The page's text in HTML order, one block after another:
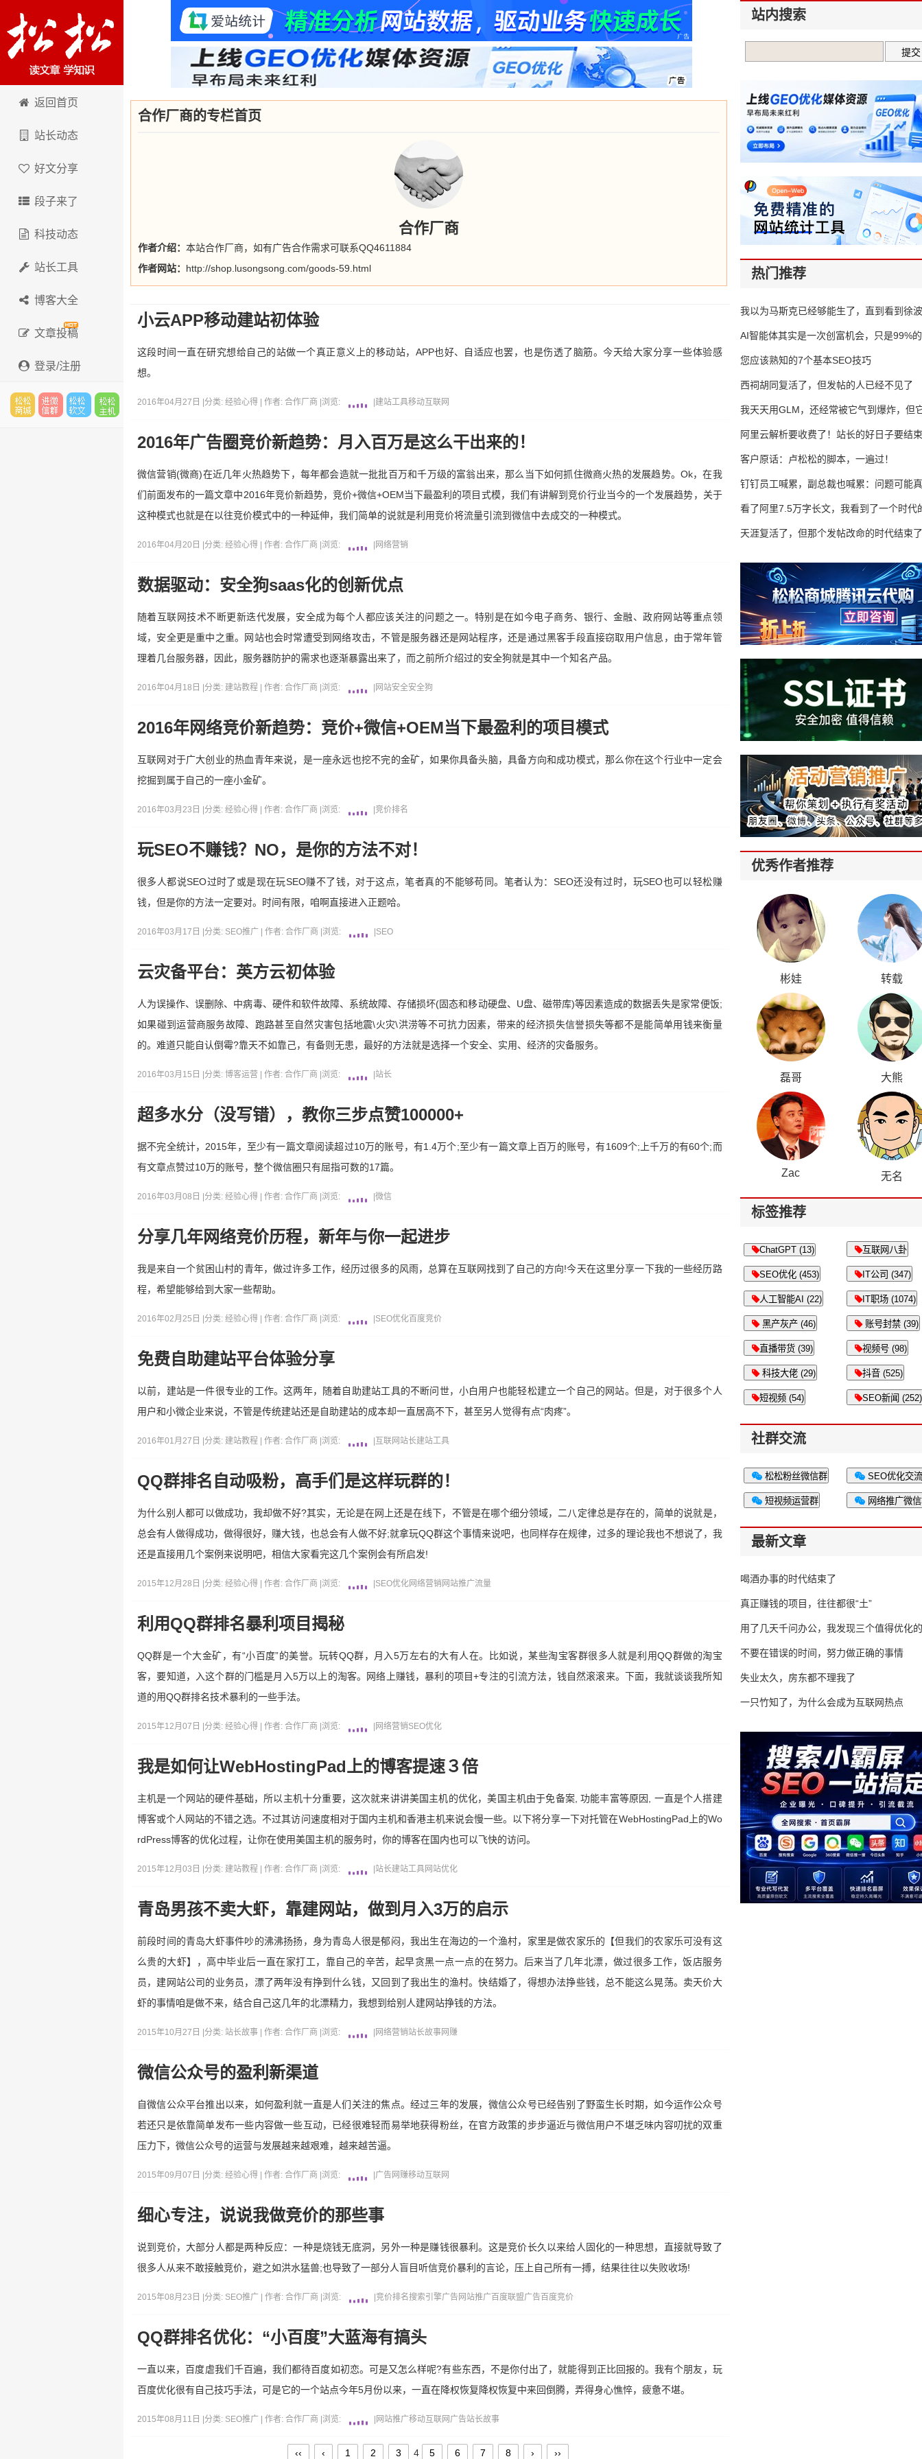
卢松松博客
返回首页
站长动态
好文分享
段子来了
科技动态
站长工具
博客大全
文章投稿
登录/注册
合作厂商的专栏首页
合作厂商
作者介绍： 本站合作厂商，如有广告合作需求可联系QQ4611884
作者网站： http://shop.lusongsong.com/goods-59.html
小云APP移动建站初体验
这段时间一直在研究想给自己的站做一个真正意义上的移动站，APP也好、自适应也罢，也是伤透了脑筋。今天给大家分享一些体验感
想。
2016年04月27日 | 分类: 经验心得 | 作者: 合作厂商 浏览: 建站工具移动互联网
2016年广告圈竞价新趋势：月入百万是这么干出来的！
微信营销(微商)在近几年火热趋势下，每年都会造就一批批百万和千万级的富翁出来，那么当下如何抓住微商火热的发展趋势。Ok，在我
们前面发布的一篇文章中2016年竞价新趋势，竞价+微信+OEM当下最盈利的项目式模，我们有讲解到竞价行业当今的一个发展趋势，关于
这种模式也就是在以往竞价模式中的一种延伸，我们简单的说就是利用竞价将流量引流到微信中去成交的一种模式。
2016年04月20日 | 分类: 经验心得 | 作者: 合作厂商 浏览: 网络营销
数据驱动：安全狗saas化的创新优点
随着互联网技术不断更新迭代发展，安全成为每个人都应该关注的问题之一。特别是在如今电子商务、银行、金融、政府网站等重点领
域，安全更是重中之重。网站也会时常遭受到网络攻击，不管是服务器还是网站程序，还是通过黑客手段直接窃取用户信息，由于常年管
理着几台服务器，因此，服务器防护的需求也逐渐暴露出来了，而之前所介绍过的安全狗就是其中一个知名产品。
2016年04月18日 | 分类: 建站教程 | 作者: 合作厂商 浏览: 网站安全安全狗
2016年网络竞价新趋势：竞价+微信+OEM当下最盈利的项目模式
互联网对于广大创业的热血青年来说，是一座永远也挖不完的金矿，如果你具备头脑，具备方向和成功模式，那么你在这个行业中一定会
挖掘到属于自己的一座小金矿。
2016年03月23日 | 分类: 经验心得 | 作者: 合作厂商 浏览: 竞价排名
玩SEO不赚钱？NO，是你的方法不对！
很多人都说SEO过时了或是现在玩SEO赚不了钱，对于这点，笔者真的不能够苟同。笔者认为：SEO还没有过时，玩SEO也可以轻松赚
钱，但是你的方法一定要对。时间有限，咱啊直接进入正题哈。
2016年03月17日 | 分类: SEO推广 | 作者: 合作厂商 浏览: SEO
云灾备平台：英方云初体验
人为误操作、误删除、中病毒、硬件和软件故障、系统故障、存储损坏(固态和移动硬盘、U盘、磁带库)等因素造成的数据丢失是家常便饭;
如果碰到运营商服务故障、跑路甚至自然灾害包括地震\火灾\洪涝等不可抗力因素，带来的经济损失信誉损失等都不是能简单用钱来衡量
的。难道只能自认倒霉?靠天不如靠己，有备则无患，最好的方法就是选择一个安全、实用、经济的灾备服务。
2016年03月15日 | 分类: 博客运营 | 作者: 合作厂商 浏览: 站长
超多水分（没写错），教你三步点赞100000+
据不完全统计，2015年，至少有一篇文章阅读超过10万的账号，有1.4万个;至少有一篇文章上百万的账号，有1609个;上千万的有60个;而
有文章点赞过10万的账号，整个微信圈只有屈指可数的17篇。
2016年03月08日 | 分类: 经验心得 | 作者: 合作厂商 浏览: 微信
分享几年网络竞价历程，新年与你一起进步
我是来自一个贫困山村的青年，做过许多工作，经历过很多的风雨，总算在互联网找到了自己的方向!今天在这里分享一下我的一些经历路
程，希望能够给到大家一些帮助。
2016年02月25日 | 分类: 经验心得 | 作者: 合作厂商 浏览: SEO优化百度竞价
免费自助建站平台体验分享
以前，建站是一件很专业的工作。这两年，随着自助建站工具的不断问世，小白用户也能轻松建立一个自己的网站。但是，对于很多个人
用户和小微企业来说，不管是传统建站还是自助建站的成本却一直居高不下，甚至另人觉得有点“肉疼”。
2016年01月27日 | 分类: 建站教程 | 作者: 合作厂商 浏览: 互联网站长建站工具
QQ群排名自动吸粉，高手们是这样玩群的！
为什么别人都可以做成功，我却做不好?其实，无论是在网上还是在线下，不管是在哪个细分领域，二八定律总是存在的，简单的说就是，
总会有人做得成功，做得很好，赚大钱，也总会有人做不好;就拿玩QQ群这个事情来说吧，也同样存在规律，过多的理论我也不想说了，我
还是直接用几个案例来说明吧，相信大家看完这几个案例会有所启发!
2015年12月28日 | 分类: 经验心得 | 作者: 合作厂商 浏览: SEO优化网络营销 网站推广流量
利用QQ群排名暴利项目揭秘
QQ群是一个大金矿，有“小百度”的美誉。玩转QQ群，月入5万左右的大有人在。比如说，某些淘宝客群很多人就是利用QQ群做的淘宝
客，要知道，入这个群的门槛是月入5万以上的淘客。网络上赚钱，暴利的项目+专注的引流方法，钱自然滚滚来。下面，我就谈谈我所知
道的用QQ群排名技术暴利的一些手法。
2015年12月07日 | 分类: 经验心得 | 作者: 合作厂商 浏览: 网络营销SEO优化
我是如何让WebHostingPad上的博客提速３倍
主机是一个网站的硬件基础，所以主机十分重要，这次就来讲讲美国主机的优化，美国主机由于免备案, 功能丰富等原因, 一直是个人搭建
博客或个人网站的不错之选。不过其访问速度相对于国内主机和香港主机来说会慢一些。以下将分享一下对托管在WebHostingPad上的Wo
rdPress博客的优化过程，让你在使用美国主机的服务时，你的博客在国内也可以飞快的访问。
2015年12月03日 | 分类: 建站教程 | 作者: 合作厂商 浏览: 站长建站工具网站优化
青岛男孩不卖大虾，靠建网站，做到月入3万的启示
前段时间的青岛大虾事件吵的沸沸扬扬，身为青岛人很是郁闷，我出生在海边的一个渔村，家里是做农家乐的【但我们的农家乐可没有这
么贵的大虾】，高中毕业后一直在家打工，靠自己的辛苦，起早贪黑一点一点的在努力。后来当了几年北漂，做过很多工作，饭店服务
员，建网站公司的业务员，漂了两年没有挣到什么钱，又回到了我出生的渔村。快结婚了，得想办法挣些钱，总不能这么晃荡。卖天价大
虾的事情咱是做不来，结合自己这几年的北漂精力，我想到给别人建网站挣钱的方法。
2015年10月27日 | 分类: 站长故事 | 作者: 合作厂商 浏览: 网络营销站长故事网赚
微信公众号的盈利新渠道
自微信公众平台推出以来，如何盈利就一直是人们关注的焦点。经过三年的发展，微信公众号已经告别了野蛮生长时期，如今运作公众号
若还只是依靠简单发布一些内容做一些互动，已经很难轻而易举地获得粉丝，在官方政策的步步逼近与微信用户不堪乏味内容叨扰的双重
压力下，微信公众号的运营与发展越来越艰难，越来越苦逼。
2015年09月07日 | 分类: 经验心得 | 作者: 合作厂商 浏览: 广告网赚移动互联网
细心专注，说说我做竞价的那些事
说到竞价，大部分人都是两种反应：一种是烧钱无底洞，另外一种是赚钱很暴利。这是竞价长久以来给人固化的一种思想，直接就导致了
很多人从来不敢接触竞价，避之如洪水猛兽;也导致了一部分人盲目听信竞价暴利的言论，压上自己所有一搏，结果往往以失败收场!
2015年08月23日 | 分类: SEO推广 | 作者: 合作厂商 浏览: 竞价排名搜索引擎广告网站推广百度联盟广告百度竞价
QQ群排名优化：“小百度”大蓝海有搞头
一直以来，百度虐我们千百遍，我们都待百度如初恋。可是又怎么样呢?有些东西，不是你付出了，就能得到正比回报的。我有个朋友，玩
百度优化很有自己技巧手法，可是它的一个站点今年5月份以来，一直在降权恢复降权恢复中来回倒腾，弄得身心憔悴，疲惫不堪。
2015年08月11日 | 分类: SEO推广 | 作者: 合作厂商 浏览: 网站推广移动互联网 广告站长故事
‹‹ ‹ 1 2 3 4 5 6 7 8 › ››
站内搜索
热门推荐
我以为马斯克已经够能生了，直到看到
AI智能体其实是一次创富机会，只是99%
错过了
您应该熟知的7个基本SEO技巧
西祠胡同复活了，但发帖的人已经不见了
我天天用GLM，还经常被它气到爆炸，但
16万亿
阿里云解析要收费了！站长的好日子要结
客户原话：卢松松的脚本，一遍过！
钉钉员工喊累，副总裁也喊累：问题可能
了
看了阿里7.5万字长文，我看到了一个时代
天涯复活了，但那个发帖改命的时代结束了
优秀作者推荐
彬娃 转载
磊哥 大熊
Zac 无名
标签推荐
ChatGPT (13) 互联网八卦
SEO优化 (453) IT公司 (347)
人工智能AI (22) IT职场 (1074)
黑产灰产 (46) 账号封禁 (39)
直播带货 (39) 视频号 (98)
科技大佬 (29) 抖音 (525)
短视频 (54) SEO新闻 (252)
社群交流
松松粉丝微信群 SEO优化交
短视频运营群 网络推广微
最新文章
喝酒办事的时代结束了
真正赚钱的项目，往往都很“土”
用了几天千问办公，我发现三个值得优化
不要在错误的时间，努力做正确的事情
失业太久，房东都不理我了
一只竹知了，为什么会成为互联网热点